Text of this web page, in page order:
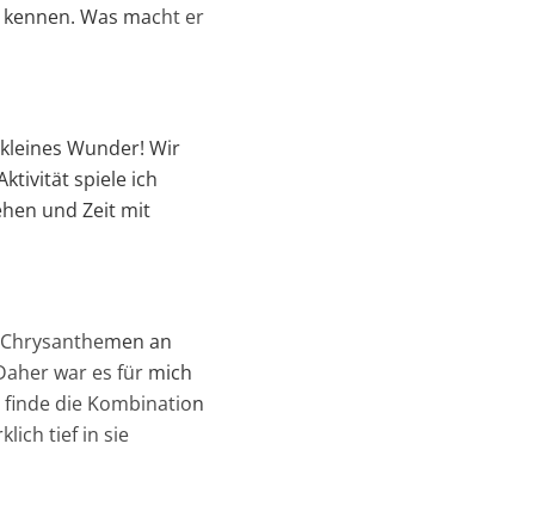
Was macht er
Wunder! Wir
spiele ich
und Zeit mit
an
war es für mich
die Kombination
tief in sie